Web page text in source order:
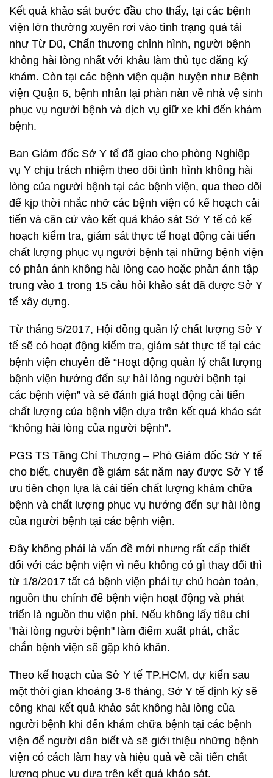
Kết quả khảo sát bước đầu cho thấy, tại các bệnh
viện lớn thường xuyên rơi vào tình trạng quá tải
như Từ Dũ, Chấn thương chỉnh hình, người bệnh
không hài lòng nhất với khâu làm thủ tục đăng ký
khám. Còn tại các bệnh viện quận huyện như Bệnh
viện Quận 6, bệnh nhân lại phàn nàn về nhà vệ sinh
phục vụ người bệnh và dịch vụ giữ xe khi đến khám
bệnh.
Ban Giám đốc Sở Y tế đã giao cho phòng Nghiệp
vụ Y chịu trách nhiệm theo dõi tình hình không hài
lòng của người bệnh tại các bệnh viện, qua theo dõi
để kịp thời nhắc nhỡ các bệnh viện có kế hoạch cải
tiến và căn cứ vào kết quả khảo sát Sở Y tế có kế
hoạch kiểm tra, giám sát thực tế hoạt động cải tiến
chất lượng phục vụ người bệnh tại những bệnh viện
có phản ánh không hài lòng cao hoặc phản ánh tập
trung vào 1 trong 15 câu hỏi khảo sát đã được Sở Y
tế xây dựng.
Từ tháng 5/2017, Hội đồng quản lý chất lượng Sở Y
tế sẽ có hoạt động kiểm tra, giám sát thực tế tại các
bệnh viện chuyên đề “Hoạt động quản lý chất lượng
bệnh viện hướng đến sự hài lòng người bệnh tại
các bệnh viện” và sẽ đánh giá hoạt động cải tiến
chất lượng của bệnh viện dựa trên kết quả khảo sát
“không hài lòng của người bệnh”.
PGS TS Tăng Chí Thượng – Phó Giám đốc Sở Y tế
cho biết, chuyên đề giám sát năm nay được Sở Y tế
ưu tiên chọn lựa là cải tiến chất lượng khám chữa
bệnh và chất lượng phục vụ hướng đến sự hài lòng
của người bệnh tại các bệnh viện.
Đây không phải là vấn đề mới nhưng rất cấp thiết
đối với các bệnh viện vì nếu không có gì thay đổi thì
từ 1/8/2017 tất cả bệnh viện phải tự chủ hoàn toàn,
nguồn thu chính để bệnh viện hoạt động và phát
triển là nguồn thu viện phí. Nếu không lấy tiêu chí
"hài lòng người bệnh" làm điểm xuất phát, chắc
chắn bệnh viện sẽ gặp khó khăn.
Theo kế hoạch của Sở Y tế TP.HCM, dự kiến sau
một thời gian khoảng 3-6 tháng, Sở Y tế định kỳ sẽ
công khai kết quả khảo sát không hài lòng của
người bệnh khi đến khám chữa bệnh tại các bệnh
viện để người dân biết và sẽ giới thiệu những bệnh
viện có cách làm hay và hiệu quả về cải tiến chất
lượng phục vụ dựa trên kết quả khảo sát.